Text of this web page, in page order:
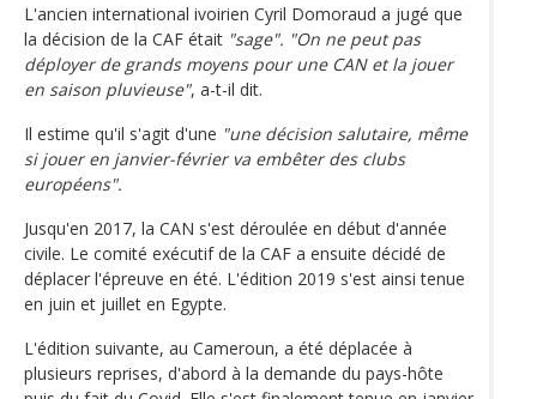
L'ancien international ivoirien Cyril Domoraud a jugé que
la décision de la CAF était "sage". "On ne peut pas
déployer de grands moyens pour une CAN et la jouer
en saison pluvieuse", a-t-il dit.
Il estime qu'il s'agit d'une "une décision salutaire, même
si jouer en janvier-février va embêter des clubs
européens".
Jusqu'en 2017, la CAN s'est déroulée en début d'année
civile. Le comité exécutif de la CAF a ensuite décidé de
déplacer l'épreuve en été. L'édition 2019 s'est ainsi tenue
en juin et juillet en Egypte.
L'édition suivante, au Cameroun, a été déplacée à
plusieurs reprises, d'abord à la demande du pays-hôte